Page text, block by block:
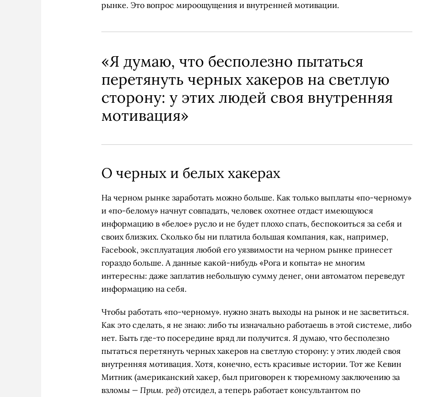
рынке. Это вопрос мироощущения и внутренней мотивации.
«Я думаю, что бесполезно пытаться
перетянуть черных хакеров на светлую
сторону: у этих людей своя внутренняя
мотивация»
О черных и белых хакерах
На черном рынке заработать можно больше. Как только выплаты «по-черному»
и «по-белому» начнут совпадать, человек охотнее отдаст имеющуюся
информацию в «белое» русло и не будет плохо спать, беспокоиться за себя и
своих близких. Сколько бы ни платила большая компания, как, например,
Facebook, эксплуатация любой его уязвимости на черном рынке принесет
гораздо больше. А данные какой-нибудь «Рога и копыта» не многим
интересны: даже заплатив небольшую сумму денег, они автоматом переведут
информацию на себя.
Чтобы работать «по-черному». нужно знать выходы на рынок и не засветиться.
Как это сделать, я не знаю: либо ты изначально работаешь в этой системе, либо
нет. Быть где-то посередине вряд ли получится. Я думаю, что бесполезно
пытаться перетянуть черных хакеров на светлую сторону: у этих людей своя
внутренняя мотивация. Хотя, конечно, есть красивые истории. Тот же Кевин
Митник (американский хакер, был приговорен к тюремному заключению за
взломы — Прим. ред) отсидел, а теперь работает консультантом по